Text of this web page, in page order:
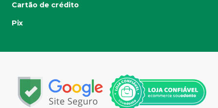
Cartão de crédito
Pix